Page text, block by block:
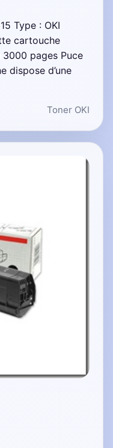
Type : OKI
cartouche
3000 pages Puce
dispose d’une
Toner OKI